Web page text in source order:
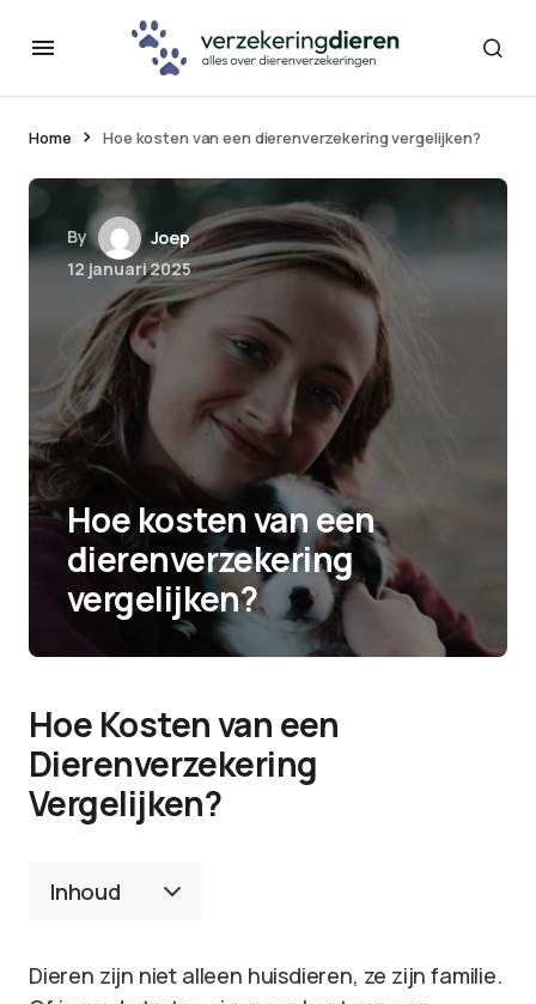
Home Hoe kosten van een dierenverzekering vergelijken?
By
Joep
12 januari 2025
Hoe kosten van een
dierenverzekering
vergelijken?
Hoe Kosten van een
Dierenverzekering
Vergelijken?
Inhoud
Dieren zijn niet alleen huisdieren, ze zijn familie.